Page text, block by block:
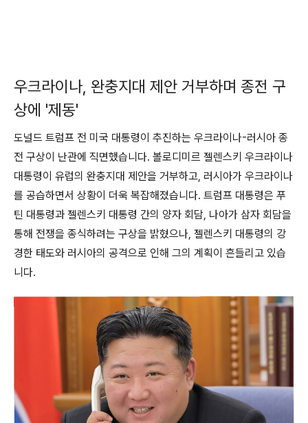
우크라이나, 완충지대 제안 거부하며 종전 구
상에 '제동'
도널드 트럼프 전 미국 대통령이 추진하는 우크라이나-러시아 종
전 구상이 난관에 직면했습니다. 볼로디미르 젤렌스키 우크라이나
대통령이 유럽의 완충지대 제안을 거부하고, 러시아가 우크라이나
를 공습하면서 상황이 더욱 복잡해졌습니다. 트럼프 대통령은 푸
틴 대통령과 젤렌스키 대통령 간의 양자 회담, 나아가 삼자 회담을
통해 전쟁을 종식하려는 구상을 밝혔으나, 젤렌스키 대통령의 강
경한 태도와 러시아의 공격으로 인해 그의 계획이 흔들리고 있습
니다.